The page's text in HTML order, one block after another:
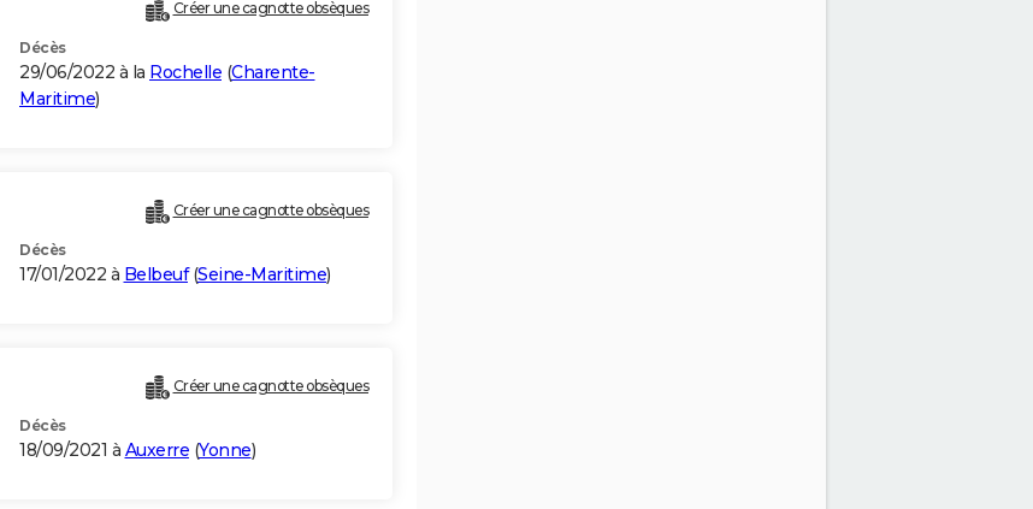
Créer une cagnotte obsèques
Décès
29/06/2022 à la Rochelle (Charente-
Maritime)
Créer une cagnotte obsèques
Décès
17/01/2022 à Belbeuf(Seine-Maritime)
Créer une cagnotte obsèques
Décès
18/09/2021 à Auxerre (Yonne)